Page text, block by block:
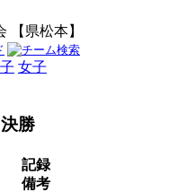
【県松本】
女子
決勝
記録
備考